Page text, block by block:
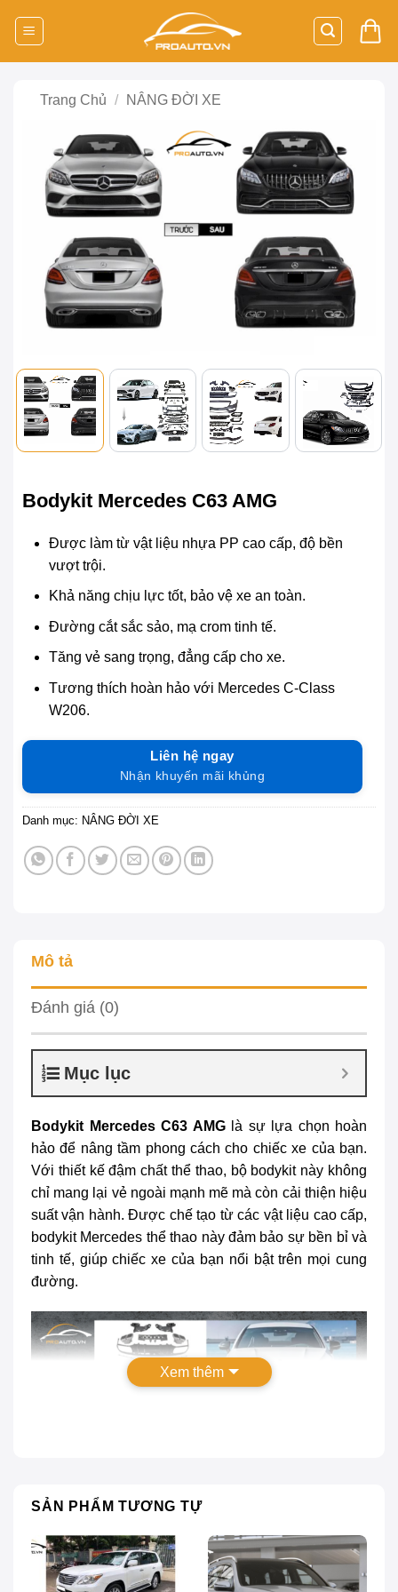
Trang Chủ / NÂNG ĐỜI XE
Bodykit Mercedes C63 AMG
Được làm từ vật liệu nhựa PP cao cấp, độ bền
vượt trội.
Khả năng chịu lực tốt, bảo vệ xe an toàn.
Đường cắt sắc sảo, mạ crom tinh tế.
Tăng vẻ sang trọng, đẳng cấp cho xe.
Tương thích hoàn hảo với Mercedes C-Class
W206.
Liên hệ ngay
Nhận khuyến mãi khủng
Danh mục: NÂNG ĐỜI XE
Mô tả
Đánh giá (0)
Mục lục
Bodykit Mercedes C63 AMGlà sự lựa chọn hoàn
hảo để nâng tầm phong cách cho chiếc xe của bạn.
Với thiết kế đậm chất thể thao, bộ bodykit này không
chỉ mang lại vẻ ngoài mạnh mẽ mà còn cải thiện hiệu
suất vận hành. Được chế tạo từ các vật liệu cao cấp,
bodykit Mercedes thể thao này đảm bảo sự bền bỉ và
tinh tế, giúp chiếc xe của bạn nổi bật trên mọi cung
đường.
Bodykit Mercedes C63 AMG: Bảng giá 2024
Xem thêm
SẢN PHẨM TƯƠNG TỰ